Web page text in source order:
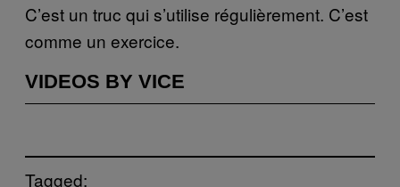
C’est un truc qui s’utilise régulièrement. C’est
comme un exercice.
VIDEOS BY VICE
Tagged: